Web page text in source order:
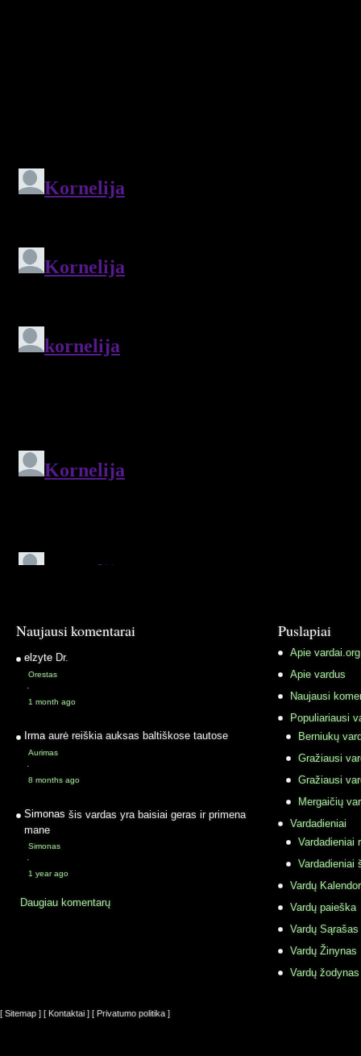
Naujausi komentarai
elzyte Dr.
Orestas
·
1 month ago
Irma aurė reiškia auksas baltiškose tautose
Aurimas
·
8 months ago
Simonas šis vardas yra baisiai geras ir primena
mane
Simonas
·
1 year ago
Daugiau komentarų
Puslapiai
Apie vardai.org
Apie vardus
Naujausi
Populiariausi
Berniukų
Gražiausi
Gražiausi
Mergaičių
Vardadieniai
Vardadieniai
Vardadieniai
Vardų
Vardų paieška
Vardų Sąrašas
Vardų Žinynas
Vardų
[ Sitemap ] [ Kontaktai ] [ Privatumo politika ]